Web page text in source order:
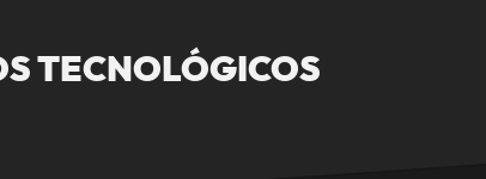
TECNOLÓGICOS